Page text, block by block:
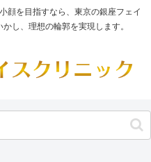
顔を目指すなら、東京の銀座フェイ
し、理想の輪郭を実現します。